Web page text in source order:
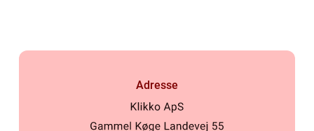
Adresse